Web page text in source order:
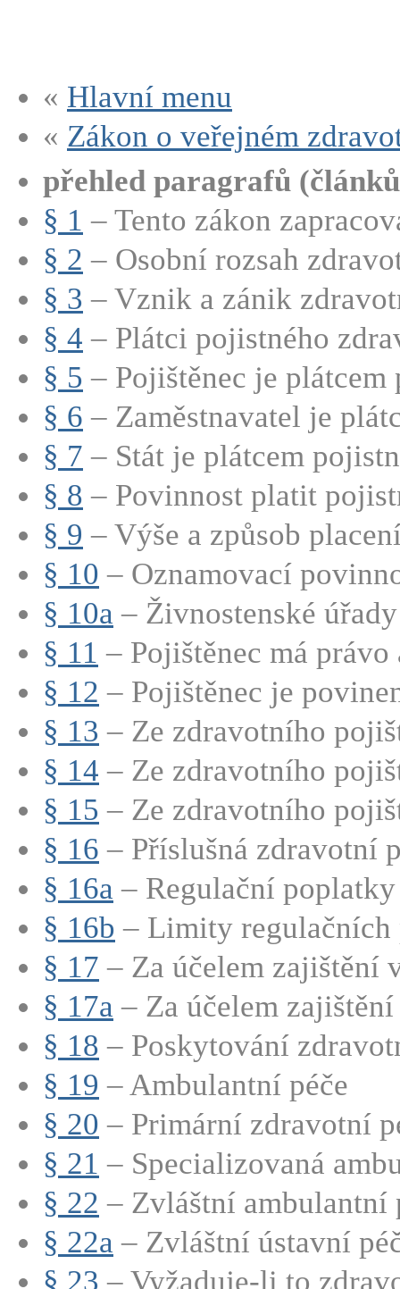
« Hlavní menu
« Zákon o veřejném
přehled paragrafů
§ 1 – Tento zákon
§ 2 – Osobní rozsah
§ 3 – Vznik a zánik
§ 4 – Plátci pojistného
§ 5 – Pojištěnec je plátcem
§ 6 – Zaměstnavatel je
§ 7 – Stát je plátcem
§ 8 – Povinnost platit
§ 9 – Výše a způsob
§ 10 – Oznamovací
§ 10a – Živnostenské úřady
§ 11 – Pojištěnec má právo
§ 12 – Pojištěnec je
§ 13 – Ze zdravotního
§ 14 – Ze zdravotního
§ 15 – Ze zdravotního
§ 16 – Příslušná zdravotní
§ 16a – Regulační poplatky
§ 16b – Limity regulačních
§ 17 – Za účelem zajištění
§ 17a – Za účelem
§ 18 – Poskytování
§ 19 – Ambulantní péče
§ 20 – Primární zdravotní
§ 21 – Specializovaná
§ 22 – Zvláštní ambulantní
§ 22a – Zvláštní ústavní
§ 23 – Vyžaduje-li to